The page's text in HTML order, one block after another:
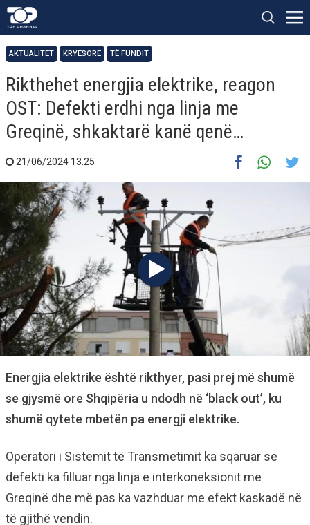
AKTUALITET KRYESORE TË FUNDIT
Rikthehet energjia elektrike, reagon
OST: Defekti erdhi nga linja me
Greqinë, shkaktarë kanë qenë…
21/06/2024 13:25
Energjia elektrike është rikthyer, pasi prej më shumë
se gjysmë ore Shqipëria u ndodh në ‘black out’, ku
shumë qytete mbetën pa energji elektrike.
Operatori i Sistemit të Transmetimit ka sqaruar se
defekti ka filluar nga linja e interkoneksionit me
Greqinë dhe më pas ka vazhduar me efekt kaskadë në
të gjithë vendin.